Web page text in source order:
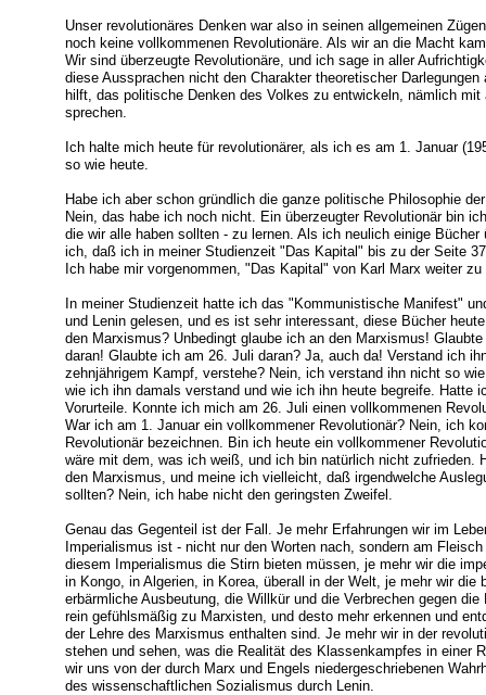
Unser revolutionäres Denken war also in seinen allgemeinen
noch keine vollkommenen Revolutionäre. Als wir an die Macht
Wir sind überzeugte Revolutionäre, und ich sage in aller
diese Aussprachen nicht den Charakter theoretischer
hilft, das politische Denken des Volkes zu entwickeln, nämlich
sprechen.
Ich halte mich heute für revolutionärer, als ich es am 1. Januar
so wie heute.
Habe ich aber schon gründlich die ganze politische Philosophie
Nein, das habe ich noch nicht. Ein überzeugter Revolutionär bin
die wir alle haben sollten - zu lernen. Als ich neulich einige
ich, daß ich in meiner Studienzeit "Das Kapital" bis zu der Seite
Ich habe mir vorgenommen, "Das Kapital" von Karl Marx weiter
In meiner Studienzeit hatte ich das "Kommunistische Manifest"
und Lenin gelesen, und es ist sehr interessant, diese Bücher
den Marxismus? Unbedingt glaube ich an den Marxismus!
daran! Glaubte ich am 26. Juli daran? Ja, auch da! Verstand ich
zehnjährigem Kampf, verstehe? Nein, ich verstand ihn nicht so
wie ich ihn damals verstand und wie ich ihn heute begreife. Hatte
Vorurteile. Konnte ich mich am 26. Juli einen vollkommenen
War ich am 1. Januar ein vollkommener Revolutionär? Nein, ich
Revolutionär bezeichnen. Bin ich heute ein vollkommener
wäre mit dem, was ich weiß, und ich bin natürlich nicht zufrieden.
den Marxismus, und meine ich vielleicht, daß irgendwelche
sollten? Nein, ich habe nicht den geringsten Zweifel.
Genau das Gegenteil ist der Fall. Je mehr Erfahrungen wir im
Imperialismus ist - nicht nur den Worten nach, sondern am
diesem Imperialismus die Stirn bieten müssen, je mehr wir die
in Kongo, in Algerien, in Korea, überall in der Welt, je mehr wir
erbärmliche Ausbeutung, die Willkür und die Verbrechen gegen
rein gefühlsmäßig zu Marxisten, und desto mehr erkennen und
der Lehre des Marxismus enthalten sind. Je mehr wir in der
stehen und sehen, was die Realität des Klassenkampfes in einer
wir uns von der durch Marx und Engels niedergeschriebenen
des wissenschaftlichen Sozialismus durch Lenin.